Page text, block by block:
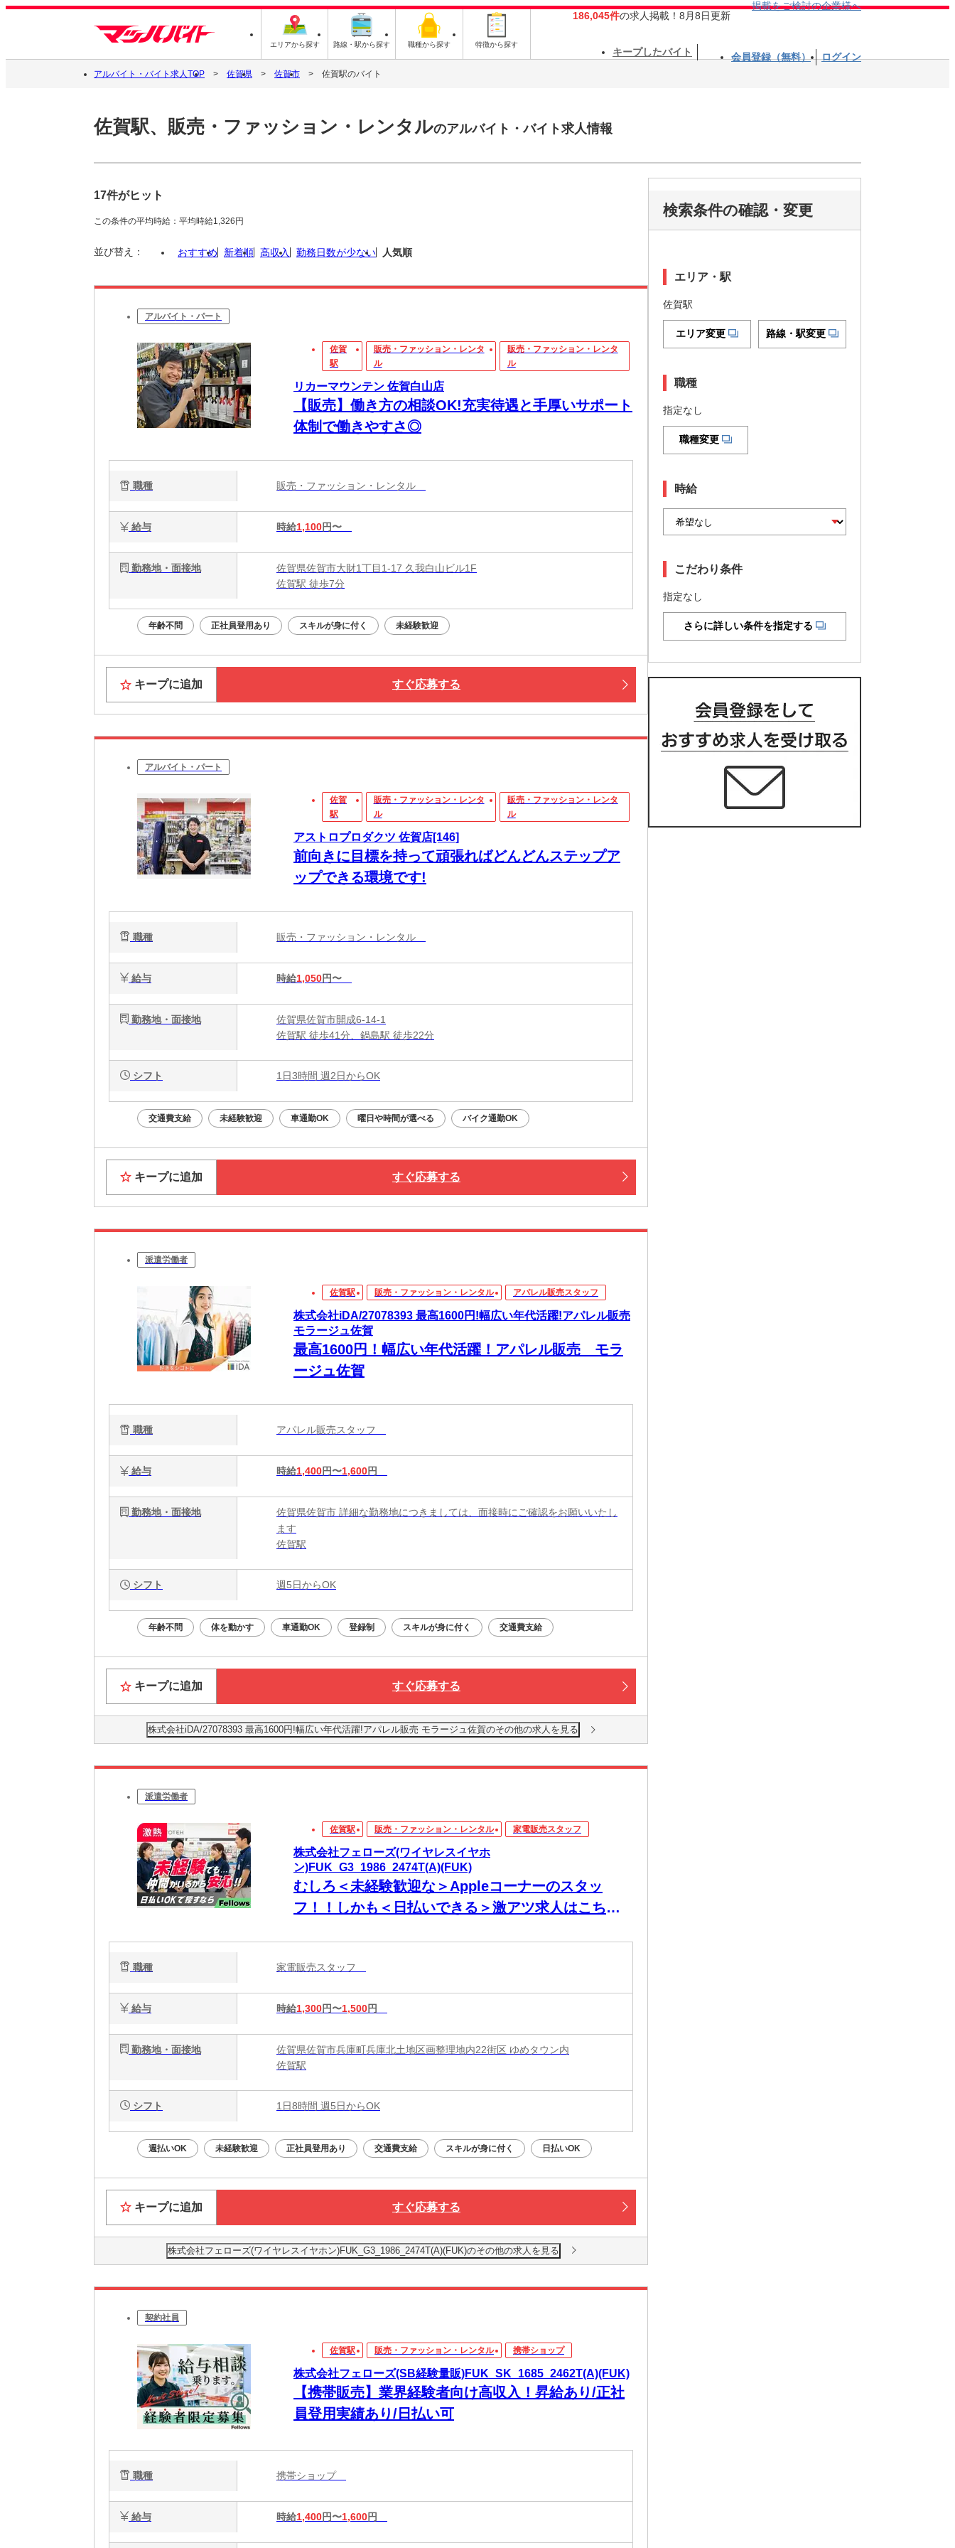
エリアから探す 路線・駅から探す 職種から探す 特徴から探す
186,045件の求人掲載！8月8日更新
掲載をご検討の企業様へ
キープしたバイト 会員登録（無料） ログイン
アルバイト・バイト求人TOP 佐賀県 佐賀市 佐賀駅のバイト
佐賀駅、販売・ファッション・レンタルのアルバイト・バイト求人情報
17件がヒット
この条件の平均時給：平均時給1,326円
並び替え： おすすめ 新着順 高収入 勤務日数が少ない 人気順
アルバイト・パート
佐賀
駅
販売・ファッション・レンタ
ル
販売・ファッション・レンタ
ル
リカーマウンテン 佐賀白山店
【販売】働き方の相談OK!充実待遇と手厚いサポート
体制で働きやすさ◎
職種 販売・ファッション・レンタル
給与 時給1,100円〜
勤務地・面接地
佐賀県佐賀市大財1丁目1-17 久我白山ビル1F
佐賀駅 徒歩7分
年齢不問 正社員登用あり スキルが身に付く 未経験歓迎
キープに追加 すぐ応募する
アルバイト・パート
佐賀
駅
販売・ファッション・レンタ
ル
販売・ファッション・レンタ
ル
アストロプロダクツ 佐賀店[146]
前向きに目標を持って頑張ればどんどんステップア
ップできる環境です!
職種 販売・ファッション・レンタル
給与 時給1,050円〜
勤務地・面接地
佐賀県佐賀市開成6-14-1
佐賀駅 徒歩41分、鍋島駅 徒歩22分
シフト 1日3時間 週2日からOK
交通費支給 未経験歓迎 車通勤OK 曜日や時間が選べる バイク通勤OK
キープに追加 すぐ応募する
派遣労働者
佐賀駅 販売・ファッション・レンタル アパレル販売スタッフ
株式会社iDA/27078393 最高1600円!幅広い年代活躍!アパレル販売
モラージュ佐賀
最高1600円！幅広い年代活躍！アパレル販売 モラ
ージュ佐賀
職種 アパレル販売スタッフ
給与 時給1,400円〜1,600円
勤務地・面接地
佐賀県佐賀市 詳細な勤務地につきましては、面接時にご確認をお願いいたし
ます
佐賀駅
シフト 週5日からOK
年齢不問 体を動かす 車通勤OK 登録制 スキルが身に付く 交通費支給
キープに追加 すぐ応募する
株式会社iDA/27078393 最高1600円!幅広い年代活躍!アパレル販売 モラージュ佐賀のその他の求人を見る
派遣労働者
佐賀駅 販売・ファッション・レンタル 家電販売スタッフ
株式会社フェローズ(ワイヤレスイヤホ
ン)FUK_G3_1986_2474T(A)(FUK)
むしろ＜未経験歓迎な＞Appleコーナーのスタッ
フ！！しかも＜日払いできる＞激アツ求人はこち
職種 家電販売スタッフ
給与 時給1,300円〜1,500円
勤務地・面接地
佐賀県佐賀市兵庫町兵庫北土地区画整理地内22街区 ゆめタウン内
佐賀駅
シフト 1日8時間 週5日からOK
週払いOK 未経験歓迎 正社員登用あり 交通費支給 スキルが身に付く 日払いOK
キープに追加 すぐ応募する
株式会社フェローズ(ワイヤレスイヤホン)FUK_G3_1986_2474T(A)(FUK)のその他の求人を見る
契約社員
佐賀駅 販売・ファッション・レンタル 携帯ショップ
株式会社フェローズ(SB経験量販)FUK_SK_1685_2462T(A)(FUK)
【携帯販売】業界経験者向け高収入！昇給あり/正社
員登用実績あり/日払い可
職種 携帯ショップ
給与 時給1,400円〜1,600円
検索条件の確認・変更
エリア・駅
佐賀駅
エリア変更 路線・駅変更
職種
指定なし
職種変更
時給
こだわり条件
指定なし
さらに詳しい条件を指定する